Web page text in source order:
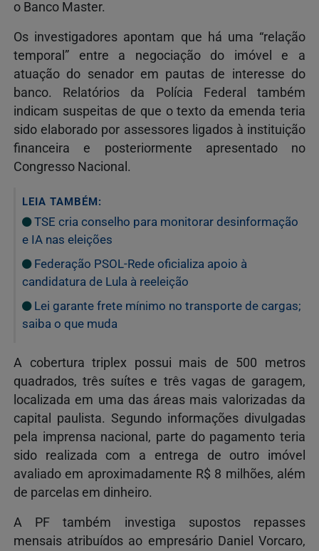
o Banco Master.
Os investigadores apontam que há uma “relação
temporal” entre a negociação do imóvel e a
atuação do senador em pautas de interesse do
banco. Relatórios da Polícia Federal também
indicam suspeitas de que o texto da emenda teria
sido elaborado por assessores ligados à instituição
financeira e posteriormente apresentado no
Congresso Nacional.
LEIA TAMBÉM:
TSE cria conselho para monitorar desinformação
e IA nas eleições
Federação PSOL-Rede oficializa apoio à
candidatura de Lula à reeleição
Lei garante frete mínimo no transporte de cargas;
saiba o que muda
A cobertura triplex possui mais de 500 metros
quadrados, três suítes e três vagas de garagem,
localizada em uma das áreas mais valorizadas da
capital paulista. Segundo informações divulgadas
pela imprensa nacional, parte do pagamento teria
sido realizada com a entrega de outro imóvel
avaliado em aproximadamente R$ 8 milhões, além
de parcelas em dinheiro.
A PF também investiga supostos repasses
mensais atribuídos ao empresário Daniel Vorcaro,